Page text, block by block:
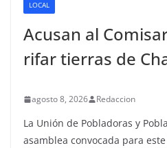
LOCAL
Acusan al
rifar tierras de
agosto 8, 2026 Redaccion
La Unión de Pobladoras y
asamblea convocada para